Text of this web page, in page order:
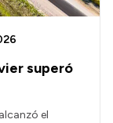
superó
el